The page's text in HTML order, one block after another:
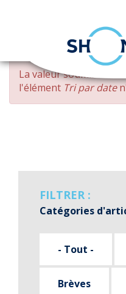
Aller
contenu
principal
MESSAGE
D'ERREUR
La valeur soumise
l'élément Tri par date
FILTRER :
Catégories
- Tout -
Brèves